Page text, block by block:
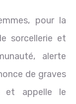
pour la
sorcellerie et
alerte
de graves
et appelle le